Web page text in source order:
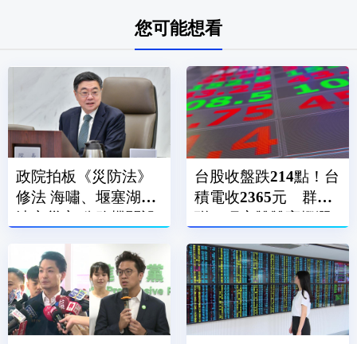
您可能想看
政院拍板《災防法》
修法 海嘯、堰塞湖列
法定災害 公務機關設
台股收盤跌214點！台
積電收2365元 群
聯、旺宏雙雙亮燈漲